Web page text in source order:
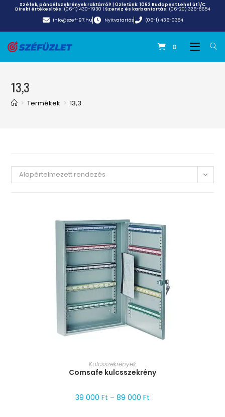
Széfek, páncélszekrények raktárról! | Üzletünk:1062 Budapest Lehel út 1/C
Direkt értékesítés: (06-1) 430-1930 | Szerviz és karbantartás: (06-20) 326-8654
info@szef-97.hu
Nyitvatartás (06-1) 436-0384
0
13,3
> Termékek > 13,3
Alapértelmezett rendezés
MÉRET VÁLASZTÁSA
Kulcsszekrények
Comsafe kulcsszekrény
39 000 Ft – 89 000 Ft